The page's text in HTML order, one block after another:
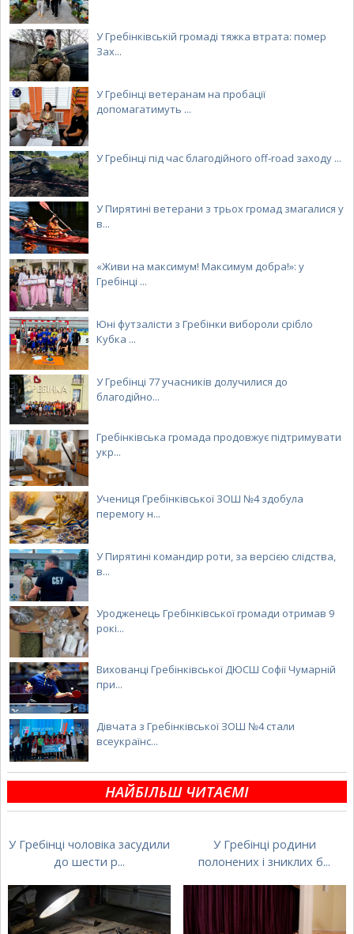
У Гребінківській громаді тяжка втрата: помер
Зах...
У Гребінці ветеранам на пробації
допомагатимуть ...
У Гребінці під час благодійного off-road заходу ...
У Пирятині ветерани з трьох громад змагалися у
в...
«Живи на максимум! Максимум добра!»: у
Гребінці ...
Юні футзалісти з Гребінки вибороли срібло
Кубка ...
У Гребінці 77 учасників долучилися до
благодійно...
Гребінківська громада продовжує підтримувати
укр...
Учениця Гребінківської ЗОШ №4 здобула
перемогу н...
У Пирятині командир роти, за версією слідства,
в...
Уродженець Гребінківської громади отримав 9
рокі...
Вихованці Гребінківської ДЮСШ Софії Чумарній
при...
Дівчата з Гребінківської ЗОШ №4 стали
всеукраїнс...
НАЙБІЛЬШ ЧИТАЄМІ
У Гребінці чоловіка засудили
до шести р...
У Гребінці родини
полонених і зниклих б...